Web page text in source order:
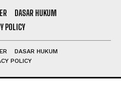
DASAR HUKUM
POLICY
DASAR HUKUM
POLICY